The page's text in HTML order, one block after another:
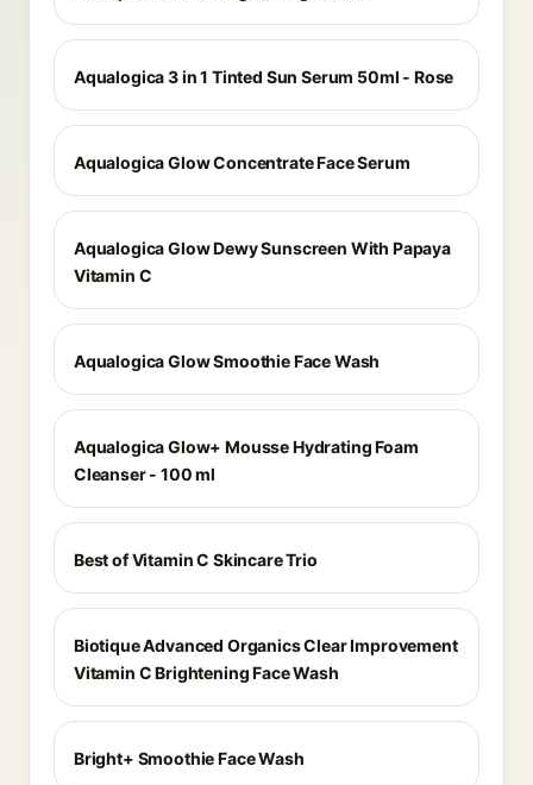
Aqualogica 3 in 1 Tinted Sun Serum 50ml - Rose
Aqualogica Glow Concentrate Face Serum
Aqualogica Glow Dewy Sunscreen With Papaya
Vitamin C
Aqualogica Glow Smoothie Face Wash
Aqualogica Glow+ Mousse Hydrating Foam
Cleanser - 100 ml
Best of Vitamin C Skincare Trio
Biotique Advanced Organics Clear Improvement
Vitamin C Brightening Face Wash
Bright+ Smoothie Face Wash